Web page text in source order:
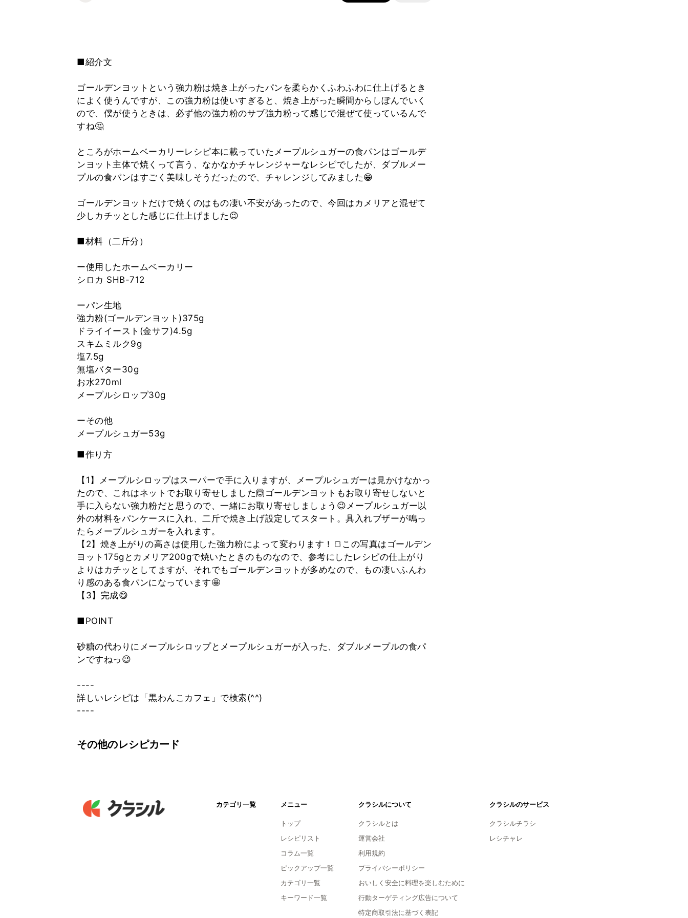
■紹介文
ゴールデンヨットという強力粉は焼き上がったパンを柔らかくふわふわに仕上げるとき
によく使うんですが、この強力粉は使いすぎると、焼き上がった瞬間からしぼんでいく
ので、僕が使うときは、必ず他の強力粉のサブ強力粉って感じで混ぜて使っているんで
すね🤔
ところがホームベーカリーレシピ本に載っていたメープルシュガーの食パンはゴールデ
ンヨット主体で焼くって言う、なかなかチャレンジャーなレシピでしたが、ダブルメー
プルの食パンはすごく美味しそうだったので、チャレンジしてみました😁
ゴールデンヨットだけで焼くのはもの凄い不安があったので、今回はカメリアと混ぜて
少しカチッとした感じに仕上げました😉
■材料（二斤分）
ー使用したホームベーカリー
シロカ SHB-712
ーパン生地
強力粉(ゴールデンヨット)375g
ドライイースト(金サフ)4.5g
スキムミルク9g
塩7.5g
無塩バター30g
お水270ml
メープルシロップ30g
ーその他
■作り方
【1】メープルシロップはスーパーで手に入りますが、メープルシュガーは見かけなかっ
たので、これはネットでお取り寄せしました🙆‍ゴールデンヨットもお取り寄せしないと
手に入らない強力粉だと思うので、一緒にお取り寄せしましょう😉メープルシュガー以
外の材料をパンケースに入れ、二斤で焼き上げ設定してスタート。具入れブザーが鳴っ
たらメープルシュガーを入れます。
【2】焼き上がりの高さは使用した強力粉によって変わります！🍞この写真はゴールデン
ヨット175gとカメリア200gで焼いたときのものなので、参考にしたレシピの仕上がり
よりはカチッとしてますが、それでもゴールデンヨットが多めなので、もの凄いふんわ
り感のある食パンになっています🤩
【3】完成😋
■POINT
砂糖の代わりにメープルシロップとメープルシュガーが入った、ダブルメープルの食パ
ンですねっ😉
----
詳しいレシピは「黒わんこカフェ」で検索(^^)
----
その他のレシピカード
カテゴリ一覧 メニュー
トップ
レシピリスト
コラム一覧
ピックアップ一覧
カテゴリ一覧
キーワード一覧
クラシルについて
クラシルとは
運営会社
利用規約
プライバシーポリシー
おいしく安全に料理を楽しむために
行動ターゲティング広告について
特定商取引法に基づく表記
クラシルのサービス
クラシルチラシ
レシチャレ